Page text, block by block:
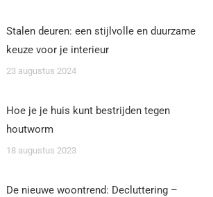
Stalen deuren: een stijlvolle en duurzame
keuze voor je interieur
23 augustus 2024
Hoe je je huis kunt bestrijden tegen
houtworm
18 augustus 2023
De nieuwe woontrend: Decluttering –